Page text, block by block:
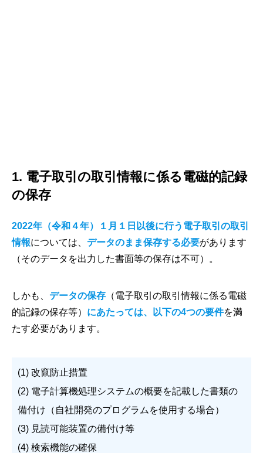
1. 電子取引の取引情報に係る電磁的記録
の保存
2022年（令和４年）１月１日以後に行う電子取引の取引
情報については、 データのまま保存する必要があります
（そのデータを出力した書面等の保存は不可）。
しかも、 データの保存 （電子取引の取引情報に係る電磁
的記録の保存等） にあたっては、以下の4つの要件を満
たす必要があります。
(1) 改竄防止措置
(2) 電子計算機処理システムの概要を記載した書類の
備付け（自社開発のプログラムを使用する場合）
(3) 見読可能装置の備付け等
(4) 検索機能の確保